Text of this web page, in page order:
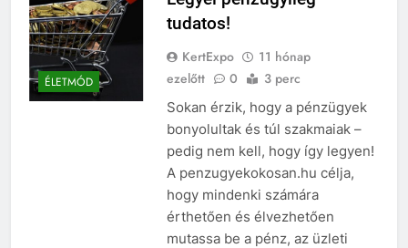
ÉLETMÓD
tudatos!
KertExpo
11 hónap
ezelőtt
0 3 perc
Sokan érzik, hogy a pénzügyek
bonyolultak és túl szakmaiak –
pedig nem kell, hogy így legyen!
A penzugyekokosan.hu célja,
hogy mindenki számára
érthetően és élvezhetően
mutassa be a pénz, az üzleti